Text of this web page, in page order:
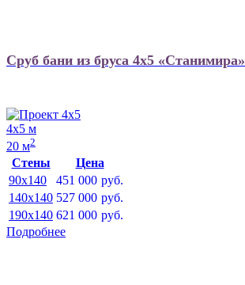
Сруб бани из бруса 4х5 «Станимира»
4х5 м
20 м2
Стены
Цена
90x140
451 000 руб.
140x140 527 000 руб.
190x140 621 000 руб.
Подробнее